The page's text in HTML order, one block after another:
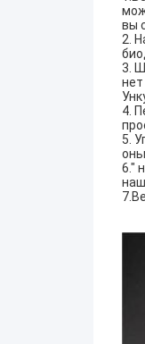
вы
2.
3.
нет
4.
5.
6."